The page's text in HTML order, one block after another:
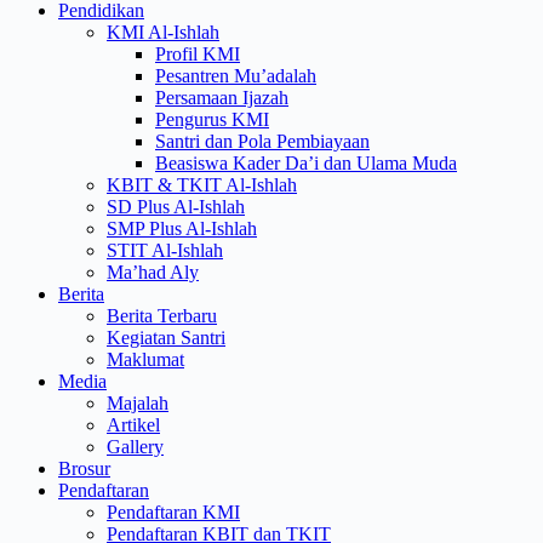
Pendidikan
KMI Al-Ishlah
Profil KMI
Pesantren Mu’adalah
Persamaan Ijazah
Pengurus KMI
Santri dan Pola Pembiayaan
Beasiswa Kader Da’i dan Ulama Muda
KBIT & TKIT Al-Ishlah
SD Plus Al-Ishlah
SMP Plus Al-Ishlah
STIT Al-Ishlah
Ma’had Aly
Berita
Berita Terbaru
Kegiatan Santri
Maklumat
Media
Majalah
Artikel
Gallery
Brosur
Pendaftaran
Pendaftaran KMI
Pendaftaran KBIT dan TKIT